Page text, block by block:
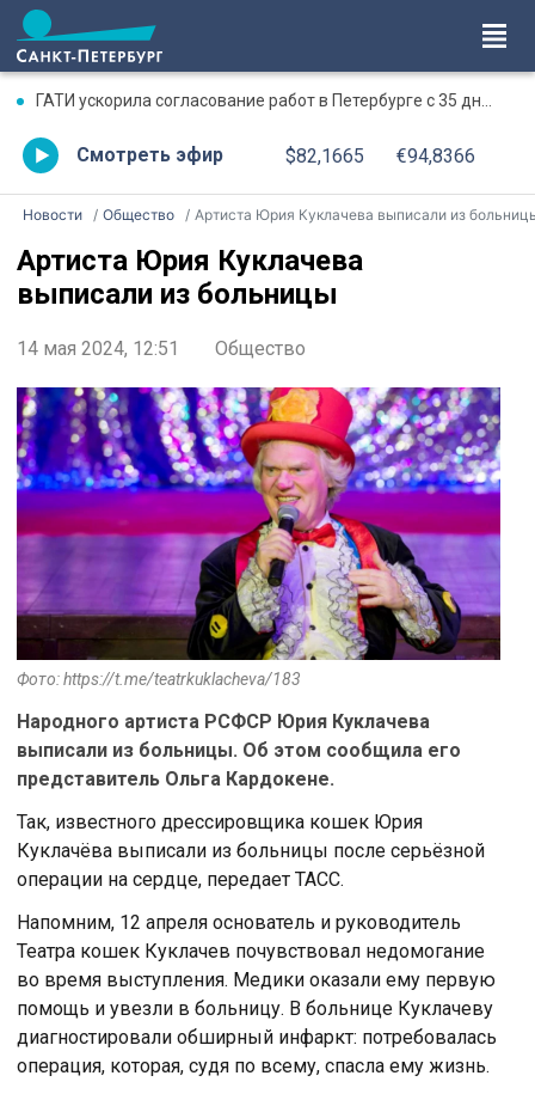
ГАТИ ускорила согласование работ в Петербурге с 35 дней до двух часов
Смотреть эфир $82,1665 €94,8366
Новости Общество Артиста Юрия Куклачева выписали из
Артиста Юрия Куклачева
выписали из больницы
14 мая 2024, 12:51 Общество
Фото: https://t.me/teatrkuklacheva/183
Народного артиста РСФСР Юрия Куклачева
выписали из больницы. Об этом сообщила его
представитель Ольга Кардокене.
Так, известного дрессировщика кошек Юрия
Куклачёва выписали из больницы после серьёзной
операции на сердце, передает ТАСС.
Напомним, 12 апреля основатель и руководитель
Театра кошек Куклачев почувствовал недомогание
во время выступления. Медики оказали ему первую
помощь и увезли в больницу. В больнице Куклачеву
диагностировали обширный инфаркт: потребовалась
операция, которая, судя по всему, спасла ему жизнь.